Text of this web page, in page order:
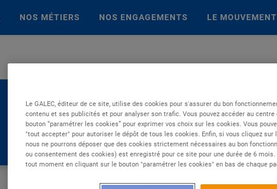
NOS MÉTIERS NOS ENGAGEMENTS LE MOUVEMENT
Le GALEC, éditeur de ce site, utilise des cookies pour s'assurer du bon
contenu et ses publicités et pour analyser son trafic. Vous pouvez accéder au
bouton “paramétrer les cookies” pour exprimer vos choix sur les cookies. Vous
"tout accepter" pour autoriser le dépôt de tous les cookies. Enfin, si vous cliquez
nous ne pourrons déposer que des cookies strictement nécessaires au bon
ou consentement des cookies) est enregistré pour ce site pour une durée de 6 mois.
tout moment en cliquant sur le bouton "paramétrer les cookies" en bas de chaque